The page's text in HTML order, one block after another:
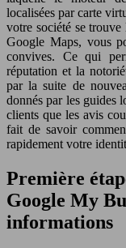
localisées par carte
votre société se
Google Maps, vous
convives. Ce qui
réputation et la
par la suite de
donnés par les guides
clients que les avis
fait de savoir
rapidement votre
Première
Google My
informations